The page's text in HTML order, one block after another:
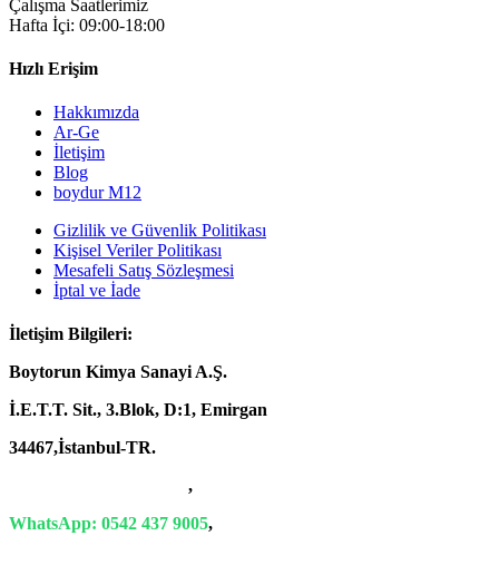
Çalışma Saatlerimiz
Hafta İçi: 09:00-18:00
Hızlı Erişim
Hakkımızda
Ar-Ge
İletişim
Blog
boydur M12
Gizlilik ve Güvenlik Politikası
Kişisel Veriler Politikası
Mesafeli Satış Sözleşmesi
İptal ve İade
İletişim Bilgileri:
Boytorun Kimya Sanayi A.Ş.
İ.E.T.T. Sit., 3.Blok, D:1, Emirgan
34467,İstanbul-TR.
,
WhatsApp: 0542 437 9005,